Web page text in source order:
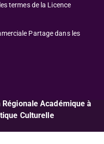
termes de la Licence
Partage dans les
Régionale Académique à
Culturelle